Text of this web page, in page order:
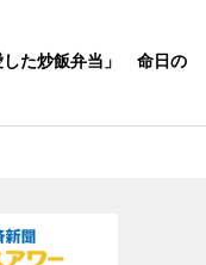
した炒飯弁当」 命日の